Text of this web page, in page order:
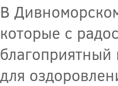
В
которые с
благоприятный
для